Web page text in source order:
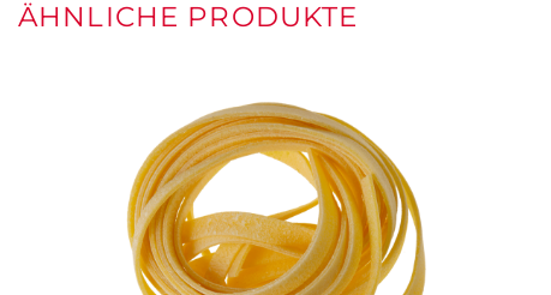
ÄHNLICHE PRODUKTE